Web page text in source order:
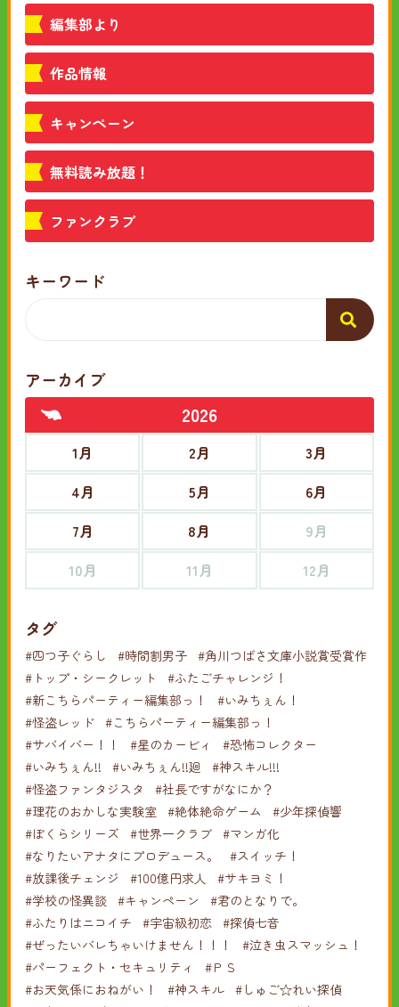
編集部より
作品情報
キャンペーン
無料読み放題！
ファンクラブ
キーワード
アーカイブ
2026
1月 2月
3月
4月
5月
6月
7月
8月
9月
10月
11月 12月
タグ
#四つ子ぐらし #時間割男子 #角川つばさ文庫小説賞受賞作
#トップ・シークレット
#ふたごチャレンジ！
#新こちらパーティー編集部っ！
#いみちぇん！
#怪盗レッド #こちらパーティー編集部っ！
#サバイバー！！
#星のカービィ
#恐怖コレクター
#いみちぇん!!
#いみちぇん!!廻
#神スキル!!!
#怪盗ファンタジスタ
#社長ですがなにか？
#理花のおかしな実験室 #絶体絶命ゲーム
#少年探偵響
#ぼくらシリーズ
#世界一クラブ #マンガ化
#なりたいアナタにプロデュース。
#スイッチ！
#放課後チェンジ
#100億円求人
#サキヨミ！
#学校の怪異談 #キャンペーン
#君のとなりで。
#ふたりはニコイチ
#宇宙級初恋
#探偵七音
#ぜったいバレちゃいけません！！！
#泣き虫スマッシュ！
#パーフェクト・セキュリティ
#ＰＳ
#お天気係におねがい！
#神スキル #しゅご☆れい探偵